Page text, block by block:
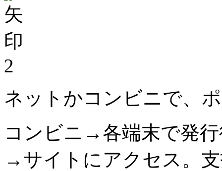
2
ネットかコンビニで、
コンビニ→各端末で発
→サイトにアクセス。